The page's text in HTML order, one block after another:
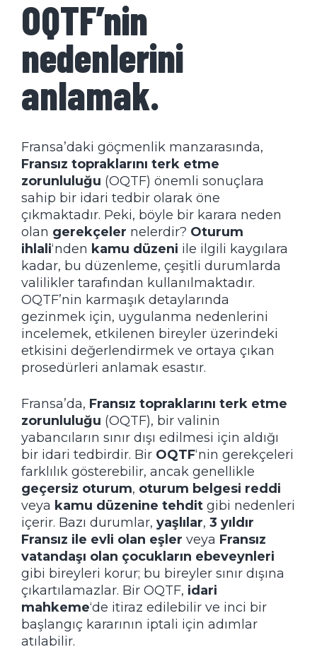
OQTF’nin
nedenlerini
anlamak.
Fransa’daki göçmenlik manzarasında,
Fransız topraklarını terk etme
zorunluluğu (OQTF) önemli sonuçlara
sahip bir idari tedbir olarak öne
çıkmaktadır. Peki, böyle bir karara neden
olan gerekçeler nelerdir? Oturum
ihlali‘nden kamu düzeni ile ilgili kaygılara
kadar, bu düzenleme, çeşitli durumlarda
valilikler tarafından kullanılmaktadır.
OQTF’nin karmaşık detaylarında
gezinmek için, uygulanma nedenlerini
incelemek, etkilenen bireyler üzerindeki
etkisini değerlendirmek ve ortaya çıkan
prosedürleri anlamak esastır.
Fransa’da, Fransız topraklarını terk etme
zorunluluğu (OQTF), bir valinin
yabancıların sınır dışı edilmesi için aldığı
bir idari tedbirdir. Bir OQTF‘nin gerekçeleri
farklılık gösterebilir, ancak genellikle
geçersiz oturum, oturum belgesi reddi
veya kamu düzenine tehdit gibi nedenleri
içerir. Bazı durumlar, yaşlılar, 3 yıldır
Fransız ile evli olan eşler veya Fransız
vatandaşı olan çocukların ebeveynleri
gibi bireyleri korur; bu bireyler sınır dışına
çıkartılamazlar. Bir OQTF, idari
mahkeme‘de itiraz edilebilir ve inci bir
başlangıç kararının iptali için adımlar
atılabilir.